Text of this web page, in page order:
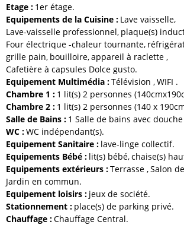
Etage : 1er étage
Equipements de la Cuisine : Lave vaisselle
Lave-vaisselle professionnel plaque(s)
Four électrique -chaleur tournante
grille pain bouilloire appareil à raclette
Cafetière à capsules Dolce gusto
Equipement Multimédia :Télévision WIFI
Chambre 1 : 1 lit(s) 2 personnes
Chambre 2 : 1 lit(s) 2 personnes (140 x
Salle de Bains : 1 Salle de bains avec
WC :WC indépendant(s)
Equipement Sanitaire : lave-linge collectif
Equipements Bébé : lit(s) bébé chaise(s)
Equipements extérieurs :Terrasse Salon
Jardin en commun
Equipement loisirs : jeux de société
Stationnement : place(s) de parking privé
Chauffage :Chauffage Central